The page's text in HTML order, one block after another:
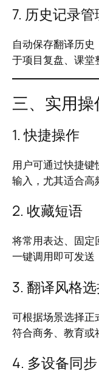
7. 历史记录管
自动保存翻译历
于项目复盘、课堂
三、实用
1. 快捷操作
用户可通过快捷
输入，尤其适合高
2. 收藏短语
将常用表达、固定
一键调用即可发送
3. 翻译风格
可根据场景选择正
符合商务、教育或
4. 多设备同步